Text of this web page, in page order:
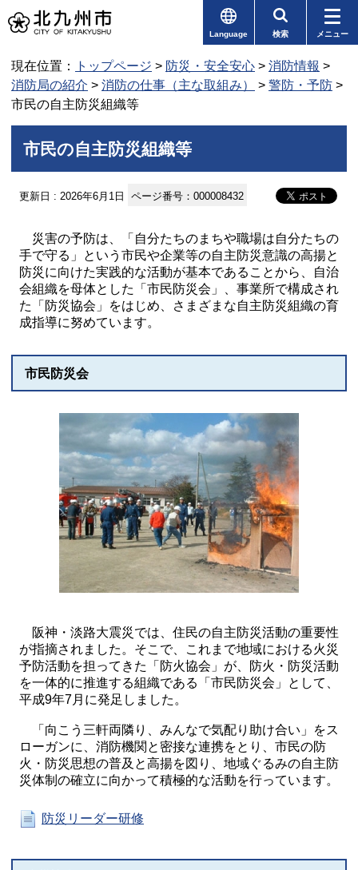
Language 検索 メニュー
現在位置： トップページ > 防災・安全安心 > 消防情報 >
消防局の紹介 > 消防の仕事（主な取組み） > 警防・予防 >
市民の自主防災組織等
市民の自主防災組織等
更新日 : 2026年6月1日 ページ番号：000008432
災害の予防は、「自分たちのまちや職場は自分たちの
手で守る」という市民や企業等の自主防災意識の高揚と
防災に向けた実践的な活動が基本であることから、自治
会組織を母体とした「市民防災会」、事業所で構成され
た「防災協会」をはじめ、さまざまな自主防災組織の育
成指導に努めています。
市民防災会
阪神・淡路大震災では、住民の自主防災活動の重要性
が指摘されました。そこで、これまで地域における火災
予防活動を担ってきた「防火協会」が、防火・防災活動
を一体的に推進する組織である「市民防災会」として、
平成9年7月に発足しました。
「向こう三軒両隣り、みんなで気配り助け合い」をス
ローガンに、消防機関と密接な連携をとり、市民の防
火・防災思想の普及と高揚を図り、地域ぐるみの自主防
災体制の確立に向かって積極的な活動を行っています。
防災リーダー研修